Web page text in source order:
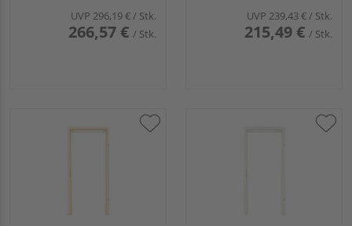
UVP 296,19 €/ Stk.
266,57 € / Stk.
UVP 239,43 €/ Stk.
215,49 € / Stk.